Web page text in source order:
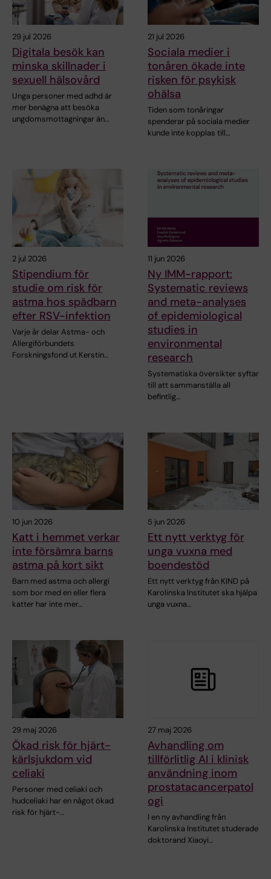
29 jul 2026
Digitala besök kan
minska skillnader i
sexuell hälsovård
Unga personer med adhd är
mer benägna att besöka
ungdomsmottagningar än…
21 jul 2026
Sociala medier i
tonåren ökade inte
risken för psykisk
ohälsa
Tiden som tonåringar
spenderar på sociala medier
kunde inte kopplas till…
2 jul 2026
Stipendium för
studie om risk för
astma hos spädbarn
efter RSV-infektion
Varje år delar Astma- och
Allergiförbundets
Forskningsfond ut Kerstin…
11 jun 2026
Ny IMM-rapport:
Systematic reviews
and meta-analyses
of epidemiological
studies in
environmental
research
Systematiska översikter syftar
till att sammanställa all
befintlig…
10 jun 2026
Katt i hemmet verkar
inte försämra barns
astma på kort sikt
Barn med astma och allergi
som bor med en eller flera
katter har inte mer…
5 jun 2026
Ett nytt verktyg för
unga vuxna med
boendestöd
Ett nytt verktyg från KIND på
Karolinska Institutet ska hjälpa
unga vuxna…
29 maj 2026
Ökad risk för hjärt-
kärlsjukdom vid
celiaki
Personer med celiaki och
hudceliaki har en något ökad
risk för hjärt-…
27 maj 2026
Avhandling om
tillförlitlig AI i klinisk
användning inom
prostatacancerpatol
ogi
I en ny avhandling från
Karolinska Institutet studerade
doktorand Xiaoyi…